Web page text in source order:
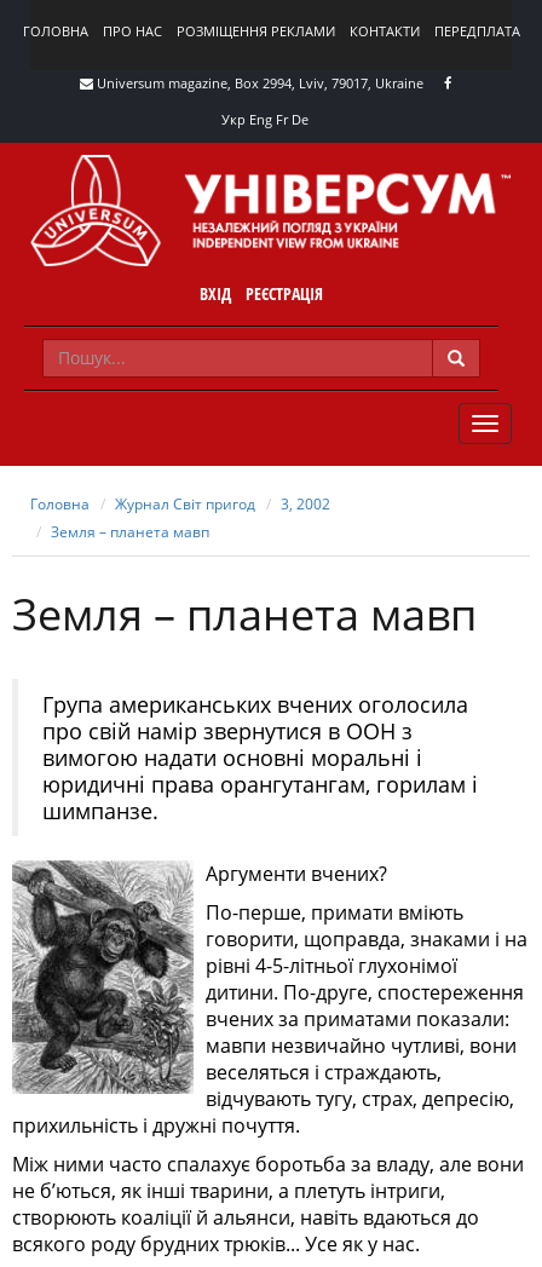
ГОЛОВНА ПРО НАС РОЗМІЩЕННЯ РЕКЛАМИ КОНТАКТИ ПЕРЕДПЛАТА
Universum magazine, Box 2994, Lviv, 79017, Ukraine
Укр Eng Fr De
ВХІД РЕЄСТРАЦІЯ
TOGGLE
Головна Журнал Світ пригод
3, 2002
Земля – планета мавп
Земля – планета мавп
Група американських вчених оголосила
про свій намір звернутися в ООН з
вимогою надати основні моральні і
юридичні права орангутангам, горилам і
шимпанзе.
Аргументи вчених?
По-перше, примати вміють
говорити, щоправда, знаками і на
рівні 4-5-літньої глухонімої
дитини. По-друге, спостереження
вчених за приматами показали:
мавпи незвичайно чутливі, вони
веселяться і страждають,
відчувають тугу, страх, депресію,
прихильність і дружні почуття.
Між ними часто спалахує боротьба за владу, але вони
не б’ються, як інші тварини, а плетуть інтриги,
створюють коаліції й альянси, навіть вдаються до
всякого роду брудних трюків... Усе як у нас.